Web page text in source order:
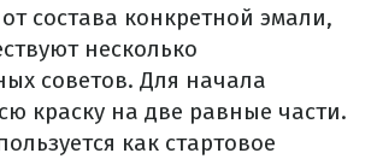
состава конкретной эмали,
несколько
советов. Для начала
краску на две равные части.
как стартовое